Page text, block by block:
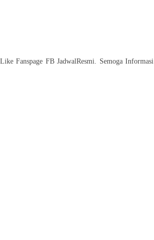
Fanspage FB JadwalResmi. Semoga Informasi